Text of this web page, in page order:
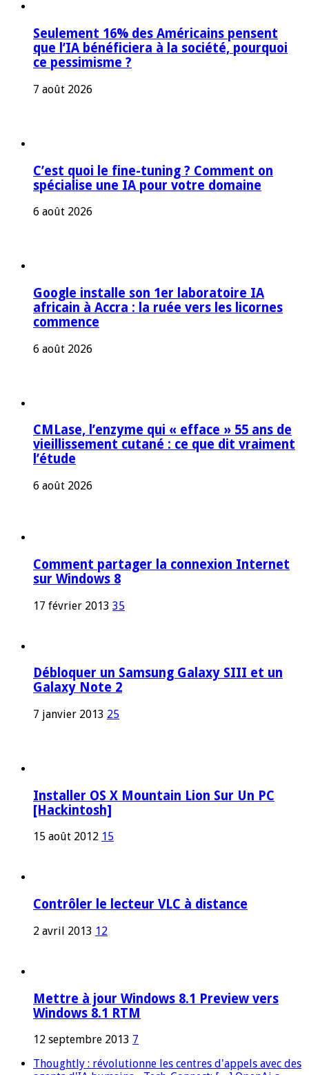
Seulement 16% des Américains pensent
que l’IA bénéficiera à la société, pourquoi
ce pessimisme ?
7 août 2026
C’est quoi le fine-tuning ? Comment on
spécialise une IA pour votre domaine
6 août 2026
Google installe son 1er laboratoire IA
africain à Accra : la ruée vers les licornes
commence
6 août 2026
CMLase, l’enzyme qui « efface » 55 ans de
vieillissement cutané : ce que dit vraiment
l’étude
6 août 2026
Comment partager la connexion Internet
sur Windows 8
17 février 2013 35
Débloquer un Samsung Galaxy SIII et un
Galaxy Note 2
7 janvier 2013 25
Installer OS X Mountain Lion Sur Un PC
[Hackintosh]
15 août 2012 15
Contrôler le lecteur VLC à distance
2 avril 2013 12
Mettre à jour Windows 8.1 Preview vers
Windows 8.1 RTM
12 septembre 2013 7
Thoughtly : révolutionne les centres d'appels avec des